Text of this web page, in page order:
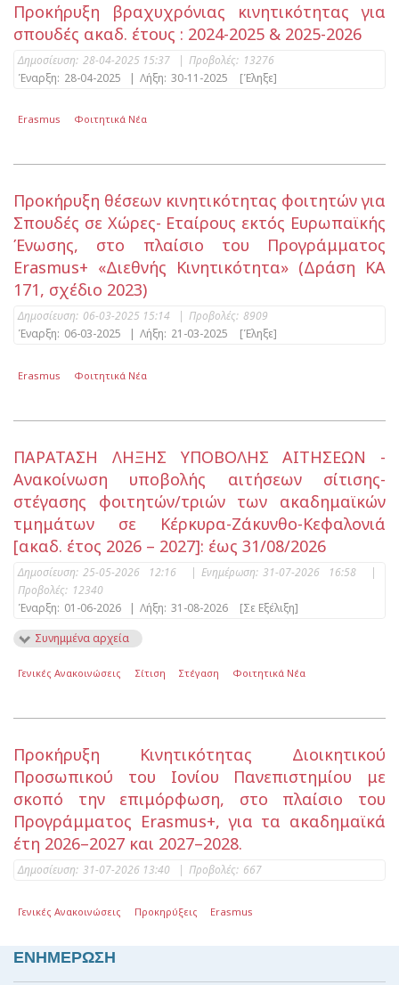
Προκήρυξη βραχυχρόνιας κινητικότητας για
σπουδές ακαδ. έτους : 2024-2025 & 2025-2026
Δημοσίευση: 28-04-2025 15:37 | Προβολές: 13276
Έναρξη: 28-04-2025 | Λήξη: 30-11-2025 [Έληξε]
Erasmus Φοιτητικά Νέα
Προκήρυξη θέσεων κινητικότητας φοιτητών για
Σπουδές σε Χώρες- Εταίρους εκτός Ευρωπαϊκής
Ένωσης, στο πλαίσιο του Προγράμματος
Erasmus+ «Διεθνής Κινητικότητα» (Δράση ΚΑ
171, σχέδιο 2023)
Δημοσίευση: 06-03-2025 15:14 | Προβολές: 8909
Έναρξη: 06-03-2025 | Λήξη: 21-03-2025 [Έληξε]
Erasmus Φοιτητικά Νέα
ΠΑΡΑΤΑΣΗ ΛΗΞΗΣ ΥΠΟΒΟΛΗΣ ΑΙΤΗΣΕΩΝ -
Ανακοίνωση υποβολής αιτήσεων σίτισης-
στέγασης φοιτητών/τριών των ακαδημαϊκών
τμημάτων σε Κέρκυρα-Ζάκυνθο-Κεφαλονιά
[ακαδ. έτος 2026 – 2027]: έως 31/08/2026
Δημοσίευση: 25-05-2026 12:16 | Ενημέρωση: 31-07-2026 16:58
|
Προβολές: 12340
Έναρξη: 01-06-2026 | Λήξη: 31-08-2026
[Σε Εξέλιξη]
Συνημμένα αρχεία
Γενικές Ανακοινώσεις Σίτιση Στέγαση Φοιτητικά Νέα
Προκήρυξη Κινητικότητας Διοικητικού
Προσωπικού του Ιονίου Πανεπιστημίου με
σκοπό την επιμόρφωση, στο πλαίσιο του
Προγράμματος Erasmus+, για τα ακαδημαϊκά
έτη 2026–2027 και 2027–2028.
Δημοσίευση: 31-07-2026 13:40 | Προβολές: 667
Γενικές Ανακοινώσεις Προκηρύξεις Erasmus
ΕΝΗΜΕΡΩΣΗ